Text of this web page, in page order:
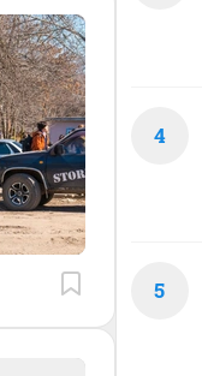
4
5